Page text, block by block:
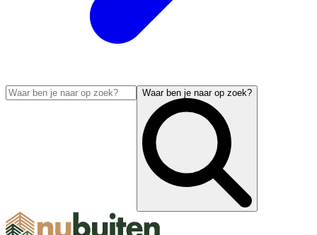
Waar ben je naar op zoek?